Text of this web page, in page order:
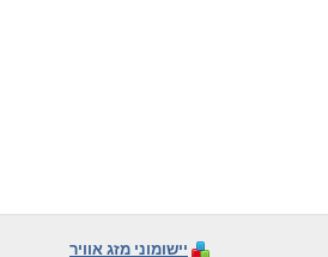
יישומוני מזג אוויר